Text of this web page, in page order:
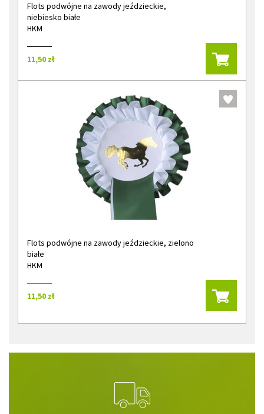
Flots podwójne na zawody jeździeckie,
niebiesko białe
HKM
11,50 zł
Flots podwójne na zawody jeździeckie, zielono
białe
HKM
11,50 zł